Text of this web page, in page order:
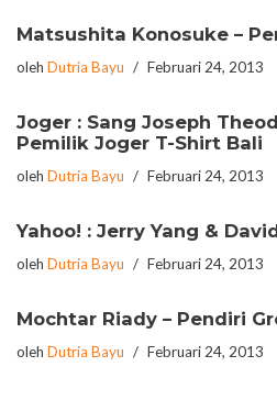
Matsushita Konosuke –
oleh Dutria Bayu Februari 24, 2013
Joger : Sang Joseph
Pemilik Joger T-Shirt Bali
oleh Dutria Bayu Februari 24, 2013
Yahoo! : Jerry Yang &
oleh Dutria Bayu Februari 24, 2013
Mochtar Riady – Pendiri
oleh Dutria Bayu Februari 24, 2013